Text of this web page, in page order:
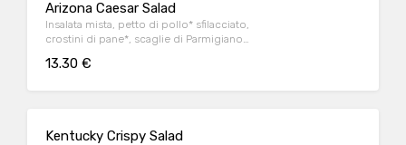
Arizona Caesar Salad
Insalata mista, petto di pollo* sfilacciato,
crostini di pane*, scaglie di Parmigiano
13.30 €
Kentucky Crispy Salad